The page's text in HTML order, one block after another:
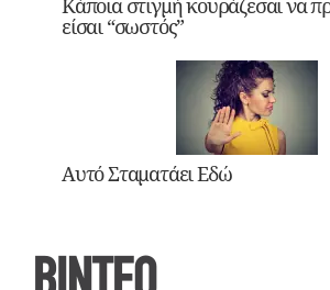
Κάποια στιγμή κουράζεσαι να
είσαι “σωστός”
Αυτό Σταματάει Εδώ